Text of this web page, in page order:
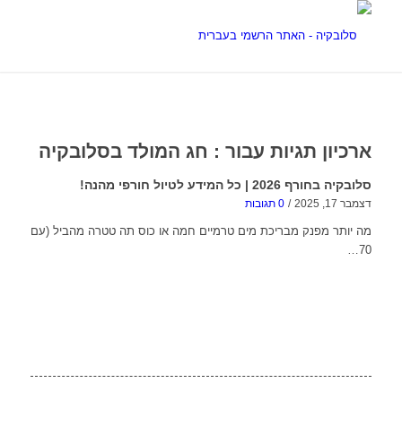
ארכיון תגיות עבור : חג המולד בסלובקיה
סלובקיה בחורף 2026 | כל המידע לטיול חורפי מהנה!
דצמבר 17, 2025 / 0 תגובות
מה יותר מפנק מבריכת מים טרמיים חמה או כוס תה טטרה מהביל (עם
70…